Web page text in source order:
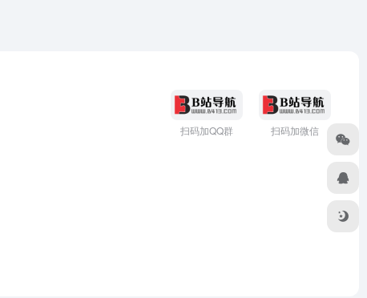
扫码加QQ群 扫码加微信